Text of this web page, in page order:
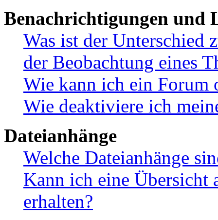
Benachrichtigungen und
Was ist der Unterschied
der Beobachtung eines
Wie kann ich ein Forum
Wie deaktiviere ich
Dateianhänge
Welche Dateianhänge
Kann ich eine Übersicht
erhalten?